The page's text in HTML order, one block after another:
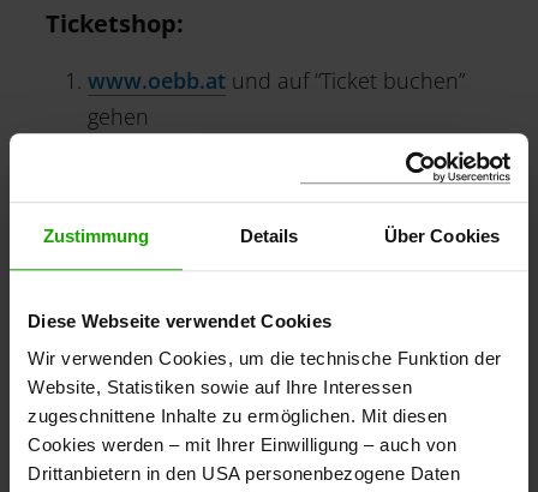
Zustimmung Details Über Cookies
Diese Webseite verwendet Cookies
Wir verwenden Cookies, um die technische Funktion der
Website, Statistiken sowie auf Ihre Interessen
zugeschnittene Inhalte zu ermöglichen. Mit diesen
Cookies werden – mit Ihrer Einwilligung – auch von
Drittanbietern in den USA personenbezogene Daten
Ticketshop:
www.oebb.at und auf “Ticket buchen”
gehen
Start- und Zielbahnhof, Datum und
Personenanzahl angeben
Gewünschte Verbindung auswählen
gewünschte Ziel eingeben
Ticketkauf mit der Eingabe der
Kontaktdaten und Zahlungsmethode
abschließen